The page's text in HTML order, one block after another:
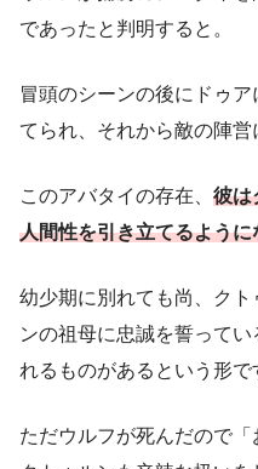
であったと判明すると。
冒頭のシーンの後にドゥ
てられ、それから敵の陣営
このアバタイの存在、 彼は
人間性を引き立てるよう
幼少期に別れても尚、ク
ンの祖母に忠誠を誓って
れるものがあるという形で
ただウルフが死んだので